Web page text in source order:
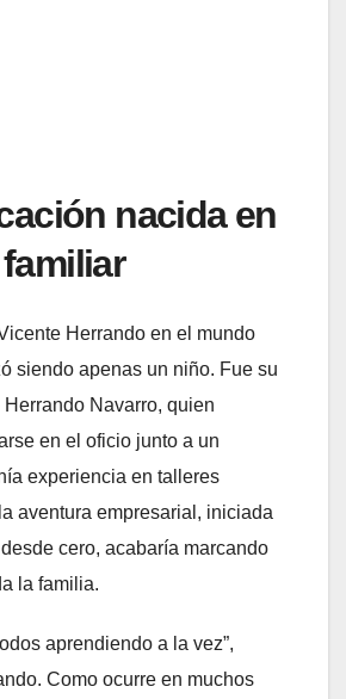
nacida en
Herrando en el mundo
siendo apenas un niño. Fue su
Navarro, quien
en el oficio junto a un
experiencia en talleres
aventura empresarial, iniciada
cero, acabaría marcando
la familia.
aprendiendo a la vez”,
Como ocurre en muchos